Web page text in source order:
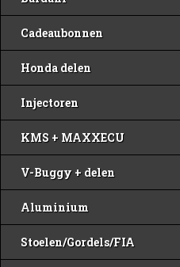
Cadeaubonnen
Honda delen
Injectoren
KMS + MAXXECU
V-Buggy + delen
Aluminium
Stoelen/Gordels/FIA